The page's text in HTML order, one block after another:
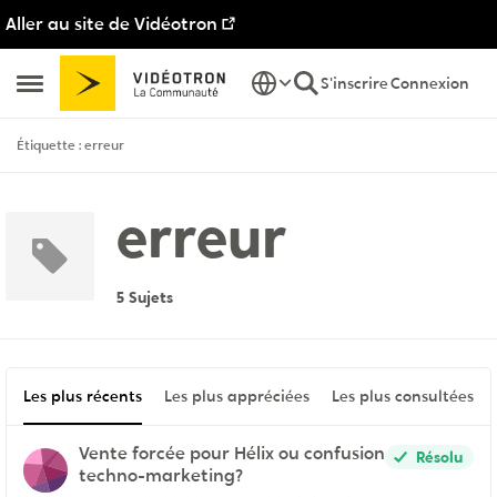
Aller au site de Vidéotron
Ouvrir Menu Latéral
Passer au contenu
S'inscrireConnexion
Étiquette : erreur
erreur
5 Sujets
Les plus récents Les plus appréciées Les plus consultées
Vente forcée pour Hélix ou confusion
techno-marketing?
Résolu